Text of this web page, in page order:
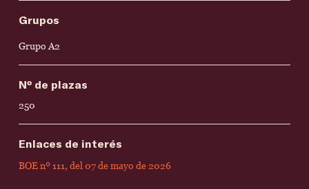
Grupos
Grupo A2
Nº de plazas
250
Enlaces de interés
BOE nº 111, del 07 de mayo de 2026